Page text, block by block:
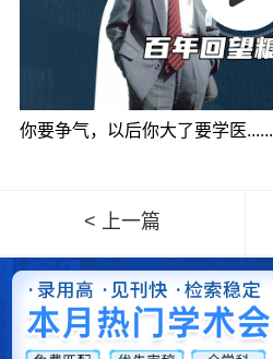
你要争气，以后你大了要学医......
< 上一篇